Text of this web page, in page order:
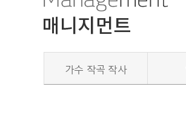
가수 작곡 작사